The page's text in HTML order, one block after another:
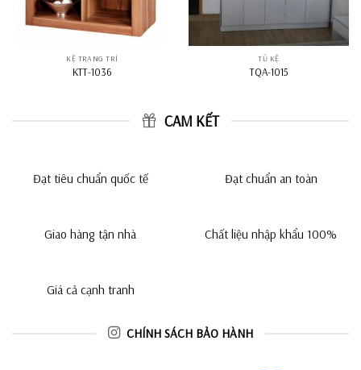
KỆ TRANG TRÍ
KTT-1036
TỦ KỆ
TQA-1015
CAM KẾT
Đạt tiêu chuẩn quốc tế Đạt chuẩn an toàn
Giao hàng tận nhà Chất liệu nhập khẩu 100%
Giá cả cạnh tranh
CHÍNH SÁCH BẢO HÀNH